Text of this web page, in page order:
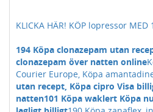
KLICKA HÄR! KÖP lopressor MED
194 Köpa clonazepam utan
clonazepam över natten online
Courier Europe, Köpa
utan recept, Köpa cipro Visa
natten101 Köpa waklert Köpa